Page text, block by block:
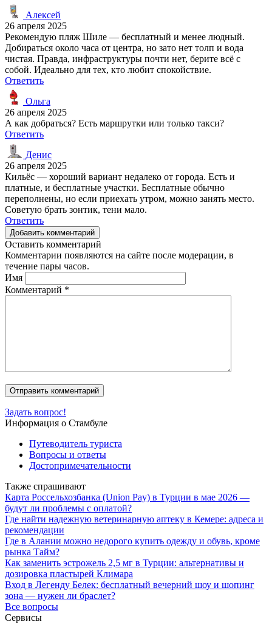
Алексей
26 апреля 2025
Рекомендую пляж Шиле — бесплатный и менее людный.
Добираться около часа от центра, но зато нет толп и вода
чистая. Правда, инфраструктуры почти нет, берите всё с
собой. Идеально для тех, кто любит спокойствие.
Ответить
Ольга
26 апреля 2025
А как добраться? Есть маршрутки или только такси?
Ответить
Денис
26 апреля 2025
Кильёс — хороший вариант недалеко от города. Есть и
платные, и бесплатные участки. Бесплатные обычно
переполнены, но если приехать утром, можно занять место.
Советую брать зонтик, тени мало.
Ответить
Добавить комментарий
Оставить комментарий
Комментарии появляются на сайте после модерации, в
течение пары часов.
Имя
Комментарий *
Задать вопрос!
Информация о Стамбуле
Путеводитель туриста
Вопросы и ответы
Достопримечательности
Также спрашивают
Карта Россельхозбанка (Union Pay) в Турции в мае 2026 —
будут ли проблемы с оплатой?
Где найти надежную ветеринарную аптеку в Кемере: адреса и
рекомендации
Где в Алании можно недорого купить одежду и обувь, кроме
рынка Тайм?
Как заменить эстрожель 2,5 мг в Турции: альтернативы и
дозировка пластырей Климара
Вход в Легенду Белек: бесплатный вечерний шоу и шопинг
зона — нужен ли браслет?
Все вопросы
Сервисы